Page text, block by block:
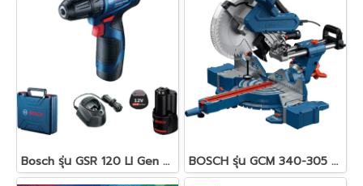
Bosch รุ่น GSR 120 LI Gen 3 สว่านไร้สาย 12 โวลต์ แบตเตอรี่ 2.0 Ah / 2ก้อน แท่นชาร์จ (06019G80K0) BOSCH รุ่น GCM 340-305 D แท่นตัดองศา รหัส 0601B600K0